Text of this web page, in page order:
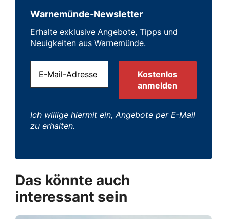
Warnemünde-Newsletter
Erhalte exklusive Angebote, Tipps und
Neuigkeiten aus Warnemünde.
Ich willige hiermit ein, Angebote per E-Mail
zu erhalten.
Das könnte auch
interessant sein